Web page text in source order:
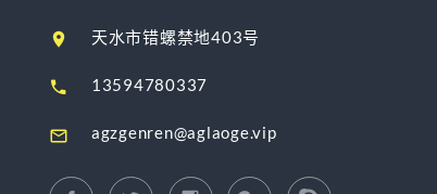
天水市错螺禁地403号
13594780337
agzgenren@aglaoge.vip